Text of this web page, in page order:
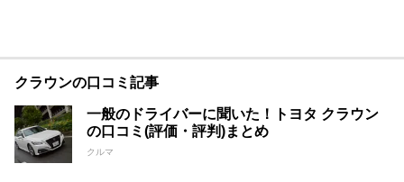
クラウンの口コミ記事
一般のドライバーに聞いた！トヨタ クラウン
の口コミ(評価・評判)まとめ
クルマ